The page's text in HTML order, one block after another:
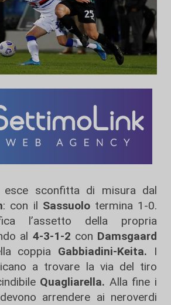
esce sconfitta di misura dal
: con il Sassuolotermina 1-0.
l’assetto della propria
al 4-3-1-2 con Damsgaard
coppia Gabbiadini-Keita. I
a trovare la via del tiro
Quagliarella. Alla fine i
arrendere ai neroverdi